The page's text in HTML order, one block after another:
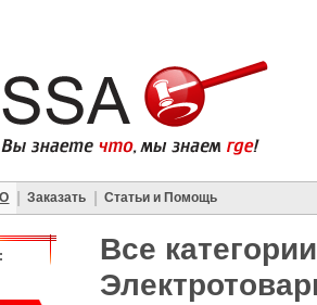
Заказать Статьи и Помощь
Все категории